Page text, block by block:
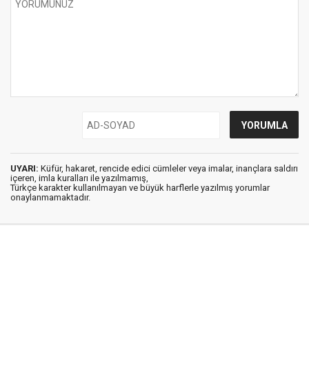
UYARI: Küfür, hakaret, rencide edici cümleler veya imalar, inançlara saldırı
içeren, imla kuralları ile yazılmamış,
Türkçe karakter kullanılmayan ve büyük harflerle yazılmış yorumlar
onaylanmamaktadır.